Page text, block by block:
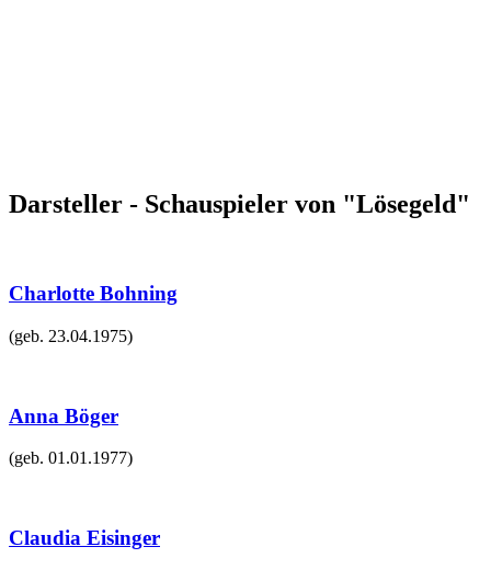
Darsteller - Schauspieler von "Lösegeld"
Charlotte Bohning
(geb. 23.04.1975)
Anna Böger
(geb. 01.01.1977)
Claudia Eisinger